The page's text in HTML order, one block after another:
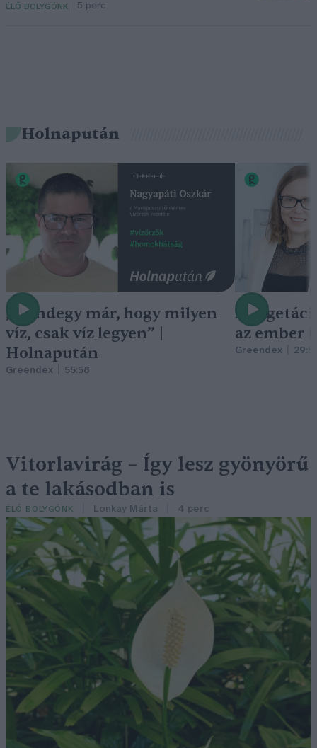
ÉLŐ BOLYGÓNK 5 perc
Holnapután
„Mindegy már, hogy milyen
víz, csak víz legyen” |
Holnapután
Greendex 55:58
A
az ember
Greendex
Vitorlavirág – Így lesz gyönyörű
a te lakásodban is
ÉLŐ BOLYGÓNK Lonkay Márta 4 perc